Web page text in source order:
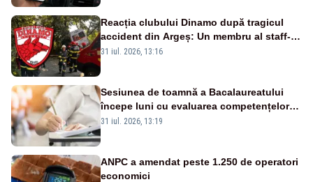
Reacția clubului Dinamo după tragicul
accident din Argeș: Un membru al staff-
ului medical a murit, antrenorul Adrian
31 iul. 2026, 13:16
Sesiunea de toamnă a Bacalaureatului
începe luni cu evaluarea competențelor
orale la Limba română
31 iul. 2026, 13:19
ANPC a amendat peste 1.250 de operatori
economici